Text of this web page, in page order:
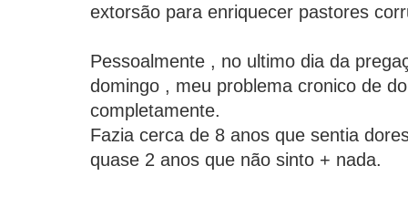
extorsão para enriquecer pastores
Pessoalmente , no ultimo dia da
domingo , meu problema cronico de
completamente.
Fazia cerca de 8 anos que sentia
quase 2 anos que não sinto + nada.